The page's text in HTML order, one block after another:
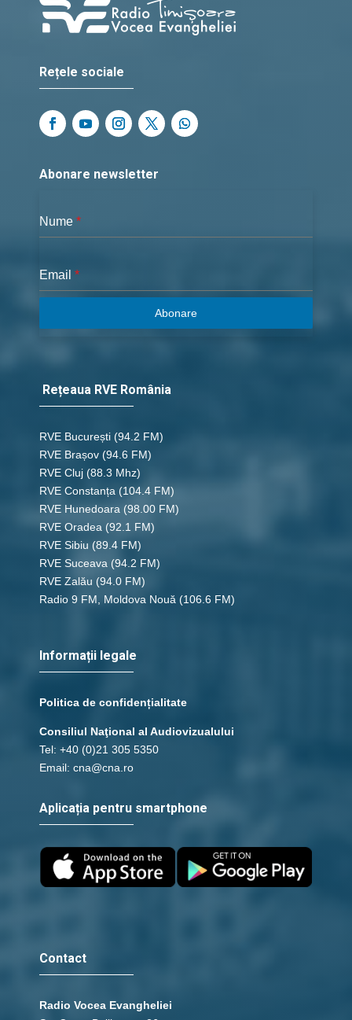
Rețele sociale
Abonare newsletter
Nume *
Email *
Abonare
Rețeaua RVE România
RVE București (94.2 FM)
RVE Brașov (94.6 FM)
RVE Cluj (88.3 Mhz)
RVE Constanța (104.4 FM)
RVE Hunedoara (98.00 FM)
RVE Oradea (92.1 FM)
RVE Sibiu (89.4 FM)
RVE Suceava (94.2 FM)
RVE Zalău (94.0 FM)
Radio 9 FM, Moldova Nouă (106.6 FM)
Informații legale
Politica de confidențialitate
Consiliul Naţional al Audiovizualului
Tel: +40 (0)21 305 5350
Email: cna@cna.ro
Aplicația pentru smartphone
Contact
Radio Vocea Evangheliei